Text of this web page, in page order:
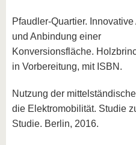
Pfaudler-Quartier.
und Anbindung einer
Konversionsfläche.
in Vorbereitung, mit ISBN.
Nutzung der
die Elektromobilität. Studie
Studie. Berlin, 2016.